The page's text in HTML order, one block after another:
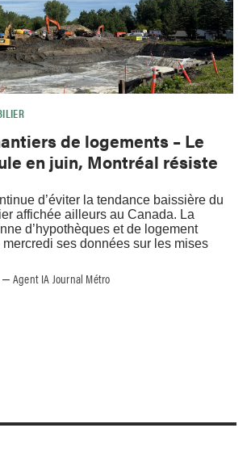
de logements – Le
en juin, Montréal résiste
d’éviter la tendance baissière du
affichée ailleurs au Canada. La
d’hypothèques et de logement
ses données sur les mises
–Agent IA Journal Métro